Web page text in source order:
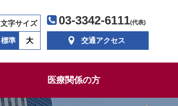
文字サイズ
標準 大
03-3342-6111(代表)
交通アクセス
医療関係の方